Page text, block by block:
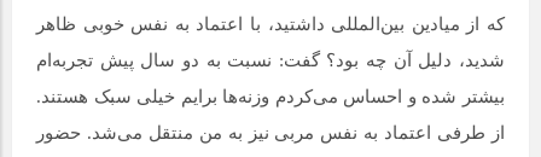
که از میادین بین‌المللی داشتید، با اعتماد به نفس خوبی ظاهر
شدید، دلیل آن چه بود؟ گفت: نسبت به دو سال پیش تجربه‌ام
بیشتر شده و احساس می‌کردم وزنه‌ها برایم خیلی سبک هستند.
از طرفی اعتماد به نفس مربی نیز به من منتقل می‌شد. حضور